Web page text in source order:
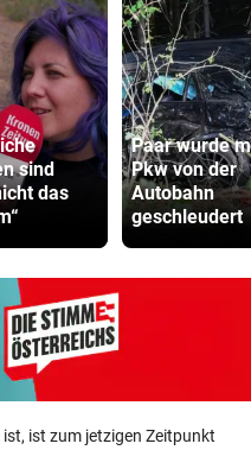
sind
das
Paar wurde
Pkw von der
Autobahn
geschleudert
ist zum jetzigen Zeitpunkt